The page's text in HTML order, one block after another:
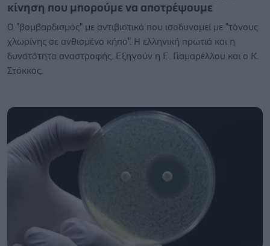
κίνηση που μπορούμε να αποτρέψουμε
Ο "βομβαρδισμός" με αντιβιοτικά που ισοδυναμεί με "τόνους
χλωρίνης σε ανθισμένο κήπο". Η ελληνική πρωτιά και η
δυνατότητα αναστροφής. Εξηγούν η Ε. Γιαμαρέλλου και ο Κ.
Στόκκος.